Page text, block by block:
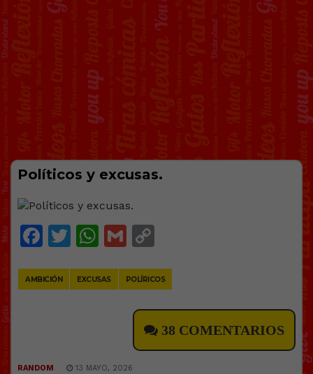
Políticos y excusas.
Facebook
Twitter
WhatsApp
Gmail
AMBICIÓN EXCUSAS POLÍRICOS
38 COMENTARIOS
RANDOM 13 MAYO, 2026